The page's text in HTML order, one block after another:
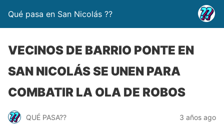
Qué pasa en San Nicolás ??
VECINOS DE BARRIO PONTE EN
SAN NICOLÁS SE UNEN PARA
COMBATIR LA OLA DE ROBOS
QUÉ PASA?? 3 años ago